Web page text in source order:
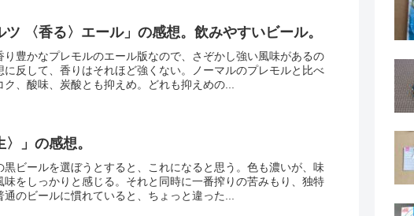
〈香る〉エール」の感想。飲みやすいビール。
豊かなプレモルのエール版なので、さぞかし強い風味があるの
反して、香りはそれほど強くない。ノーマルのプレモルと比べ
、酸味、炭酸とも抑えめ。どれも抑えめの...
」の感想。
ビールを選ぼうとすると、これになると思う。色も濃いが、味
をしっかりと感じる。それと同時に一番搾りの苦みもり、独特
のビールに慣れていると、ちょっと違った...